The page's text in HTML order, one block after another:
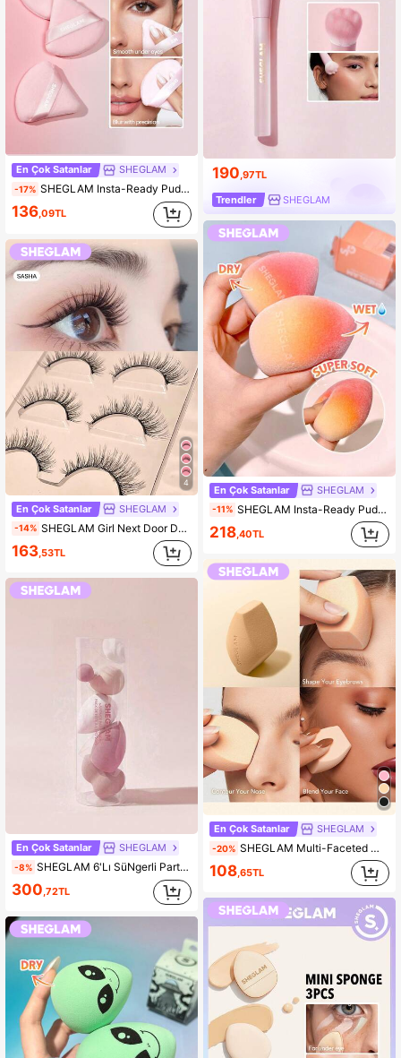
En Çok Satanlar SHEGLAM
-17% SHEGLAM Insta-Ready Pudra Ponponu KadıNlar Ve KıZlar IçIn Marka GüZellik Kozmetik Makyaj
136,09TL
4
En Çok Satanlar SHEGLAM
-14% SHEGLAM Girl Next Door DoğAl Takma Kirpik-Sasha KadıNlar Ve KıZlar IçIn Marka GüZellik Kozmetik Makyaj
163 ,53TL
En Çok Satanlar SHEGLAM
-8% SHEGLAM 6'Lı SüNgerli Parti Paketi KadıNlar Ve KıZlar IçIn Marka GüZellik Kozmetik Makyaj
300,72TL
190 ,97TL
Trendler
SHEGLAM
En Çok Satanlar SHEGLAM
-11% SHEGLAM Insta-Ready Pudra SüNgeri KadıNlar Ve KıZlar IçIn Marka GüZellik Kozmetik Makyaj
218 ,40TL
En Çok Satanlar SHEGLAM
-20% SHEGLAM Multi-Faceted Makyaj SüNgeri-Beige KadıNlar Ve KıZlar IçIn Marka GüZellik Kozmetik Makyaj
108,65TL